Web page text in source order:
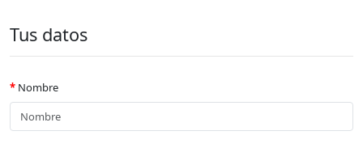
Tus datos
Nombre